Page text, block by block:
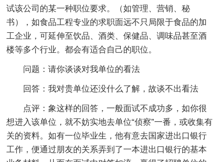
试该公司的某一种职位要求。（如管理、营销、秘
书），如食品工程专业的求职面远不只局限于食品的加
工企业，可延伸至饮品、酒类、保健品、调味品甚至酒
楼等多个行业。都会有适合自己的职位。
问题：请你谈谈对我单位的看法
回答：我对贵单位还没什么了解，故谈不出看法
点评：象这样的回答，一般面试不成功多，如你很
想进入该单位，就不妨实地去单位“侦察”一番，或收集有
关的资料。如有一位毕业生，他有意去国家进出口银行
工作，便通过朋友的关系弄到了一本进出口银行的基本